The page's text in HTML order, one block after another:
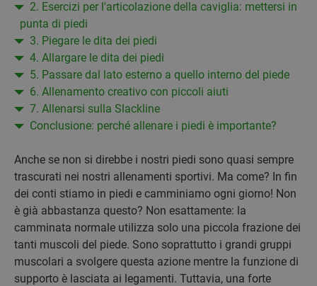
2. Esercizi per l'articolazione della caviglia: mettersi in
punta di piedi
3. Piegare le dita dei piedi
4. Allargare le dita dei piedi
5. Passare dal lato esterno a quello interno del piede
6. Allenamento creativo con piccoli aiuti
7. Allenarsi sulla Slackline
Conclusione: perché allenare i piedi è importante?
Anche se non si direbbe i nostri piedi sono quasi sempre
trascurati nei nostri allenamenti sportivi. Ma come? In fin
dei conti stiamo in piedi e camminiamo ogni giorno! Non
è già abbastanza questo? Non esattamente: la
camminata normale utilizza solo una piccola frazione dei
tanti muscoli del piede. Sono soprattutto i grandi gruppi
muscolari a svolgere questa azione mentre la funzione di
supporto è lasciata ai legamenti. Tuttavia, una forte